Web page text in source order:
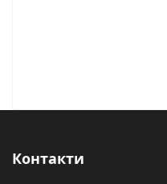
Контакти